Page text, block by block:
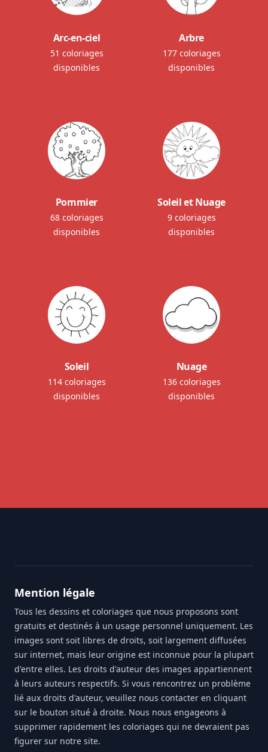
Arc-en-ciel
51 coloriages
disponibles
Arbre
177 coloriages
disponibles
Pommier
68 coloriages
disponibles
Soleil et Nuage
9 coloriages
disponibles
Soleil
114 coloriages
disponibles
Nuage
136 coloriages
disponibles
Mention légale
Tous les dessins et coloriages que nous proposons sont
gratuits et destinés à un usage personnel uniquement. Les
images sont soit libres de droits, soit largement diffusées
sur internet, mais leur origine est inconnue pour la plupart
d'entre elles. Les droits d'auteur des images appartiennent
à leurs auteurs respectifs. Si vous rencontrez un problème
lié aux droits d'auteur, veuillez nous contacter en cliquant
sur le bouton situé à droite. Nous nous engageons à
supprimer rapidement les coloriages qui ne devraient pas
figurer sur notre site.